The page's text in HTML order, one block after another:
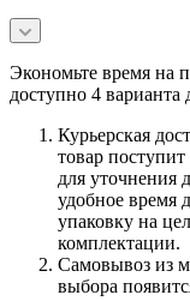
Экономьте время на
доступно 4 варианта
Курьерская
товар поступит
для уточнения
удобное время
упаковку на
комплектации.
Самовывоз из
выбора